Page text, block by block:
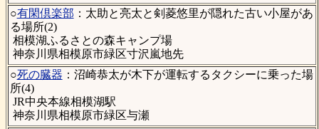
○有閑倶楽部 ：太助と亮太と剣菱悠里が隠れた古い小屋があ
る場所(2)
相模湖ふるさとの森キャンプ場
神奈川県相模原市緑区寸沢嵐地先
○死の臓器 ：沼崎恭太が木下が運転するタクシーに乗った場
所(4)
JR中央本線相模湖駅
神奈川県相模原市緑区与瀬